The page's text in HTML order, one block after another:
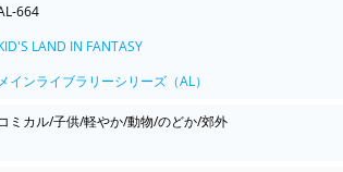
664
LAND IN FANTASY
メインライブラリーシリーズ（AL）
ミカル/子供/軽やか/動物/のどか/郊外